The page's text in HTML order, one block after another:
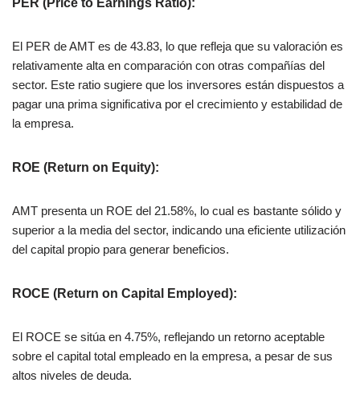
El PER de AMT es de 43.83, lo que refleja que su valoración es
relativamente alta en comparación con otras compañías del
sector. Este ratio sugiere que los inversores están dispuestos a
pagar una prima significativa por el crecimiento y estabilidad de
la empresa​.
ROE (Return on Equity):
AMT presenta un ROE del 21.58%, lo cual es bastante sólido y
superior a la media del sector, indicando una eficiente utilización
del capital propio para generar beneficios​.
ROCE (Return on Capital Employed):
El ROCE se sitúa en 4.75%, reflejando un retorno aceptable
sobre el capital total empleado en la empresa, a pesar de sus
altos niveles de deuda​.